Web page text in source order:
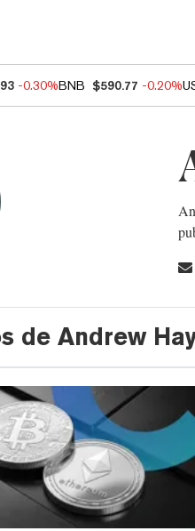
-0.30%BNB $590.77 -0.20%
de Andrew